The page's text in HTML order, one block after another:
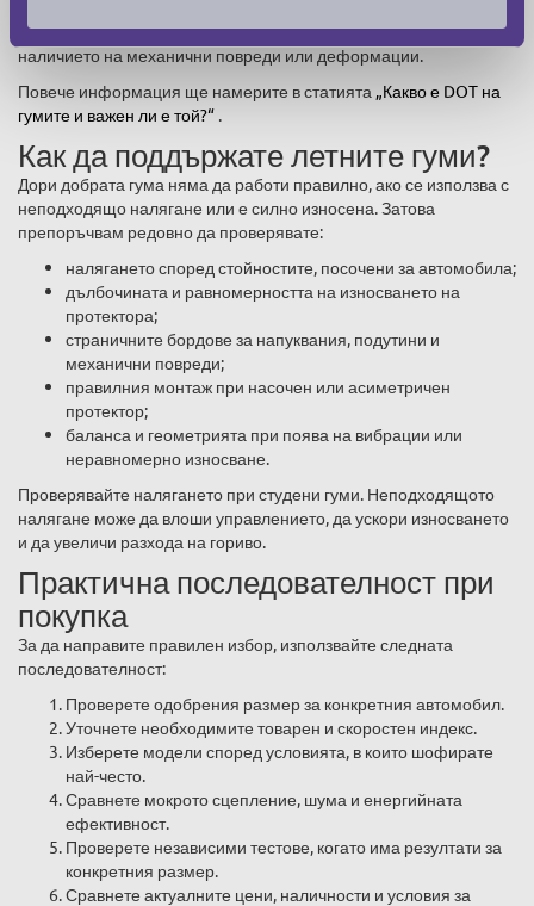
състоянието и качеството на гумата. Значение имат начинът на
съхранение, експлоатацията, налягането, натоварването и
наличието на механични повреди или деформации.
Повече информация ще намерите в статията „Какво е DOT на
гумите и важен ли е той?“ .
Как да поддържате летните гуми?
Дори добрата гума няма да работи правилно, ако се използва с
неподходящо налягане или е силно износена. Затова
препоръчвам редовно да проверявате:
налягането според стойностите, посочени за автомобила;
дълбочината и равномерността на износването на
протектора;
страничните бордове за напуквания, подутини и
механични повреди;
правилния монтаж при насочен или асиметричен
протектор;
баланса и геометрията при поява на вибрации или
неравномерно износване.
Проверявайте налягането при студени гуми. Неподходящото
налягане може да влоши управлението, да ускори износването
и да увеличи разхода на гориво.
Практична последователност при
покупка
За да направите правилен избор, използвайте следната
последователност:
Проверете одобрения размер за конкретния автомобил.
Уточнете необходимите товарен и скоростен индекс.
Изберете модели според условията, в които шофирате
най-често.
Сравнете мокрото сцепление, шума и енергийната
ефективност.
Проверете независими тестове, когато има резултати за
конкретния размер.
Сравнете актуалните цени, наличности и условия за